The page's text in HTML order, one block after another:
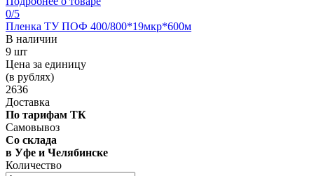
0/5
Пленка ТУ ПОФ 400/800*19мкр*600м
В наличии
9 шт
Цена за единицу
(в рублях)
2636
Доставка
По тарифам ТК
Самовывоз
Со склада
в Уфе и Челябинске
Количество